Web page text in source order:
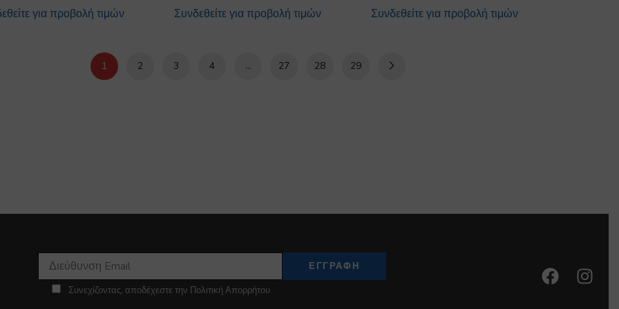
για προβολή τιμών Συνδεθείτε για προβολή τιμών Συνδεθείτε για προβολή τιμών
1 2 3 4 … 27 28 29
Συνεχίζοντας, αποδέχεστε την Πολιτική Απορρήτου